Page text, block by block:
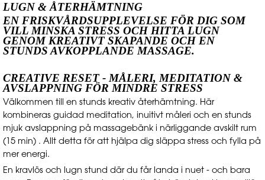
LUGN & ÅTERHÄMTNING
EN FRISKVÅRDSUPPLEVELSE FÖR DIG SOM
VILL MINSKA STRESS OCH HITTA LUGN
GENOM KREATIVT SKAPANDE OCH EN
STUNDS AVKOPPLANDE MASSAGE.
CREATIVE RESET - MÅLERI, MEDITATION &
AVSLAPPNING FÖR MINDRE STRESS
Välkommen till en stunds kreativ återhämtning. Här
kombineras guidad meditation, inuitivt måleri och en stunds
mjuk avslappning på massagebänk i närliggande avskilt rum
(15 min) . Allt detta för att hjälpa dig släppa stress och fylla på
mer energi.
En kravlös och lugn stund där du får landa i nuet - och bara